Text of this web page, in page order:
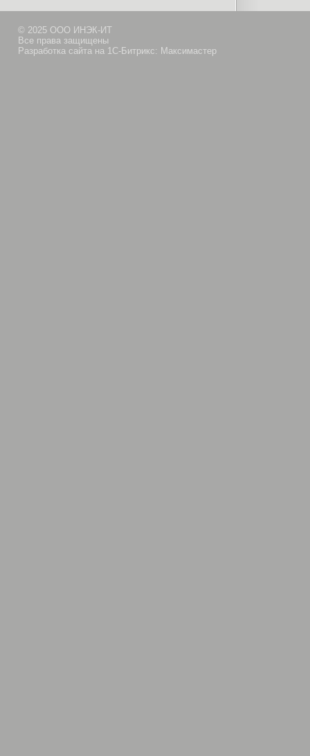
© 2025 ООО ИНЭК-ИТ
Все права защищены
Разработка сайта на 1С-Битрикс: Максимастер